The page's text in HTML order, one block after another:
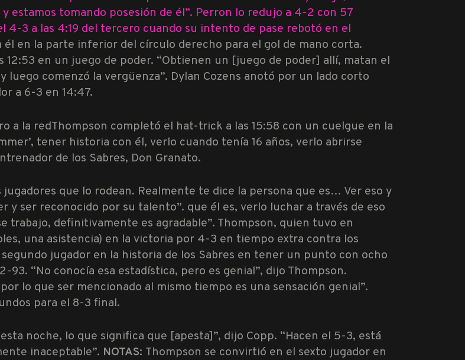
estamos tomando posesión de él”. Perron lo redujo a 4-2 con 57
4-3 a las 4:19 del tercero cuando su intento de pase rebotó en el
él en la parte inferior del círculo derecho para el gol de mano corta.
12:53 en un juego de poder. “Obtienen un [juego de poder] allí, matan el
luego comenzó la vergüenza”. Dylan Cozens anotó por un lado corto
a 6-3 en 14:47.
a la redThompson completó el hat-trick a las 15:58 con un cuelgue en la
tener historia con él, verlo cuando tenía 16 años, verlo abrirse
de los Sabres, Don Granato.
jugadores que lo rodean. Realmente te dice la persona que es… Ver eso y
ser reconocido por su talento”. que él es, verlo luchar a través de eso
trabajo, definitivamente es agradable”. Thompson, quien tuvo en
una asistencia) en la victoria por 4-3 en tiempo extra contra los
jugador en la historia de los Sabres en tener un punto con ocho
93. “No conocía esa estadística, pero es genial”, dijo Thompson.
lo que ser mencionado al mismo tiempo es una sensación genial”.
para el 8-3 final.
noche, lo que significa que [apesta]”, dijo Copp. “Hacen el 5-3, está
inaceptable”. NOTAS: Thompson se convirtió en el sexto jugador en